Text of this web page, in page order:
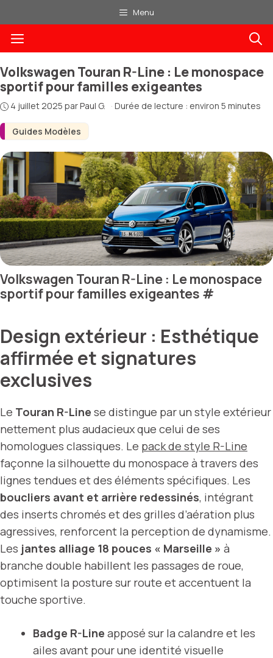
au
contenu
Menu
Menu
Guides Modèles
Volkswagen Touran R-Line : Le monospace
sportif pour familles exigeantes
4 juillet 2025 parPaul G. · Durée de lecture : environ 5 minutes
Volkswagen Touran R-Line : Le monospace
sportif pour familles exigeantes #
Design extérieur : Esthétique
affirmée et signatures
exclusives
Le Touran R-Line se distingue par un style extérieur
nettement plus audacieux que celui de ses
homologues classiques. Le pack de style R-Line
façonne la silhouette du monospace à travers des
lignes tendues et des éléments spécifiques. Les
boucliers avant et arrière redessinés, intégrant
des inserts chromés et des grilles d’aération plus
agressives, renforcent la perception de dynamisme.
Les jantes alliage 18 pouces « Marseille » à
branche double habillent les passages de roue,
optimisent la posture sur route et accentuent la
touche sportive.
Badge R-Line apposé sur la calandre et les
ailes avant pour une identité visuelle